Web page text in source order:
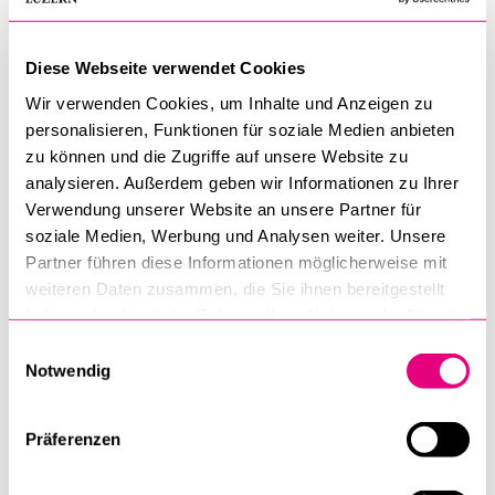
Diese Webseite verwendet Cookies
Wir verwenden Cookies, um Inhalte und Anzeigen zu
personalisieren, Funktionen für soziale Medien anbieten
zu können und die Zugriffe auf unsere Website zu
analysieren. Außerdem geben wir Informationen zu Ihrer
Verwendung unserer Website an unsere Partner für
soziale Medien, Werbung und Analysen weiter. Unsere
Partner führen diese Informationen möglicherweise mit
weiteren Daten zusammen, die Sie ihnen bereitgestellt
Notwendig
Präferenzen
Niederlassung zum Kloster; Marty wurde zum ersten Abt
Präsident Ulysses Grant hatte 1869 die sogenannte
"Friedenspolitik" eingeführt. Dabei sollten christliche
Missionare in den Reservaten die Indianer "zivilisieren". Die
katholische Kirche erhielt u.a. das Sioux-Reservat Standing
Rock zugesprochen. Sie fand jedoch nicht genügend
Missionare, denn die in den USA geborenen Priester
erachteten die Arbeit in der "Wildnis" als unattraktiv. 1876
Mönche aus St. Meinrad und aus der Zentralschweiz
stammende Benediktinerinnen nachreisen. Später konnte er
Franziskanerinnen für die "Heidenmission" gewinnen.